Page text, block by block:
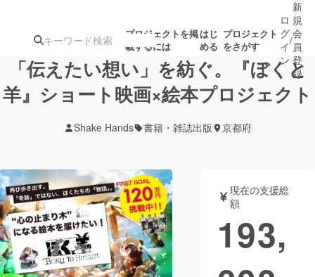
プロジェクトを掲
載するには
はじ
める
プロジェクト
をさがす
ターン
注目の新着プロ
ジェクト
募集終了が近いプ
ロジェクト
アート・写真 音楽
テクノロジー・ガジェット ゲーム・サ
映像・映画
ロ
グ
イ
ン
/
新
規
会
員
登
録
「伝えたい想い」を紡ぐ。『ぼくと
羊』ショート映画×絵本プロジェクト
Shake Hands 書籍・雑誌出版 京都府
現在の支援総
額
193,